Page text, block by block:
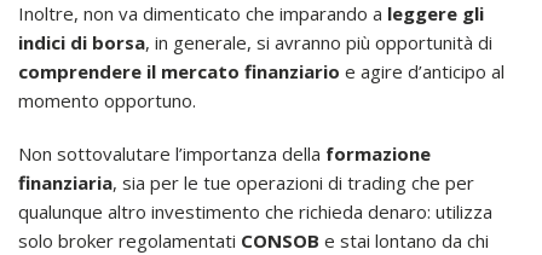
Inoltre, non va dimenticato che imparando a leggere gli
indici di borsa, in generale, si avranno più opportunità di
comprendere il mercato finanziario e agire d’anticipo al
momento opportuno.
Non sottovalutare l’importanza della formazione
finanziaria, sia per le tue operazioni di trading che per
qualunque altro investimento che richieda denaro: utilizza
solo broker regolamentati CONSOB e stai lontano da chi